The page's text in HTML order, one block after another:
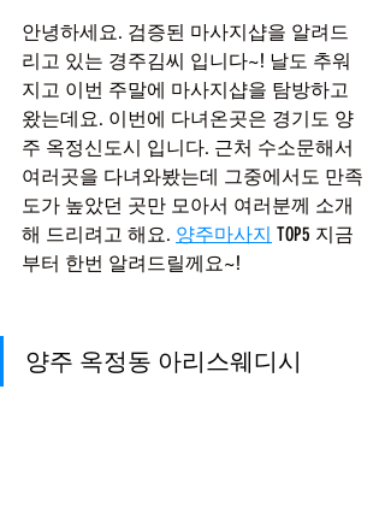
안녕하세요. 검증된 마사지샵을 알려드
리고 있는 경주김씨 입니다~! 날도 추워
지고 이번 주말에 마사지샵을 탐방하고
왔는데요. 이번에 다녀온곳은 경기도 양
주 옥정신도시 입니다. 근처 수소문해서
여러곳을 다녀와봤는데 그중에서도 만족
도가 높았던 곳만 모아서 여러분께 소개
해 드리려고 해요. 양주마사지 TOP5 지금
부터 한번 알려드릴께요~!
양주 옥정동 아리스웨디시